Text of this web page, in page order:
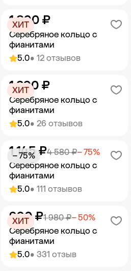
Добавить в корзину
5.0• 12 отзывов
Серебряное кольцо с
фианитами
1 890 ₽
ХИТ
Добавить в корзину
5.0• 26 отзывов
Серебряное кольцо с
фианитами
1 290 ₽
ХИТ
Добавить в корзину
5.0• 111 отзывов
Серебряное кольцо с
фианитами
4 580 ₽− 75%
1 145 ₽
− 75%
Добавить в корзину
5.0• 331 отзыв
Серебряное кольцо с
фианитами
1 980 ₽− 50%
990 ₽
ХИТ